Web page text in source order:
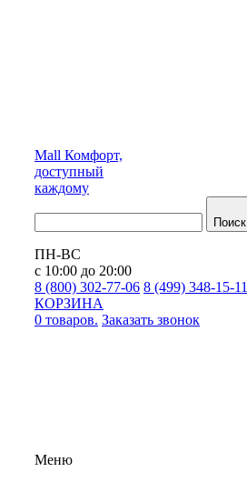
Mall Комфорт,
доступный
каждому
Поиск
ПН-ВС
с 10:00 до 20:00
8 (800) 302-77-06 8 (499) 348-15-11
КОРЗИНА
0 товаров. Заказать звонок
Меню